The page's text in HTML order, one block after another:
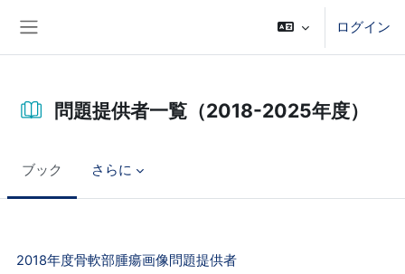
ログイン
問題提供者一覧（2018-2025年度）
ブック さらに
2018年度骨軟部腫瘍画像問題提供者